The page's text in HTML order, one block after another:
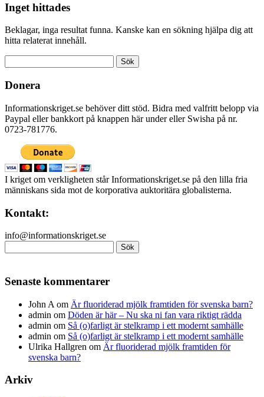
Inget hittades
Beklagar, inga resultat funna. Kanske kan en sökning hjälpa dig att
hitta relaterat innehåll.
efter:
Donera
Informationskriget.se behöver ditt stöd. Bidra med valfritt belopp via
Paypal eller bankkort på knappen här under eller Swisha på nr.
0723-781776.
I kriget om verkligheten står Informationskriget.se på den lilla fria
människans sida mot de korporativa auktoritära globalisterna.
Kontakt:
info@informationskriget.se
efter:
Senaste kommentarer
John A om Är fluoriderad mjölk framtiden för svenska barn?
admin om Döden är här – Nu ska ni fan vara riktigt rädda
admin om Så (o)farligt är stelkramp i ett modernt samhälle
admin om Så (o)farligt är stelkramp i ett modernt samhälle
Ulrika Hallgren om Är fluoriderad mjölk framtiden för
svenska barn?
Arkiv